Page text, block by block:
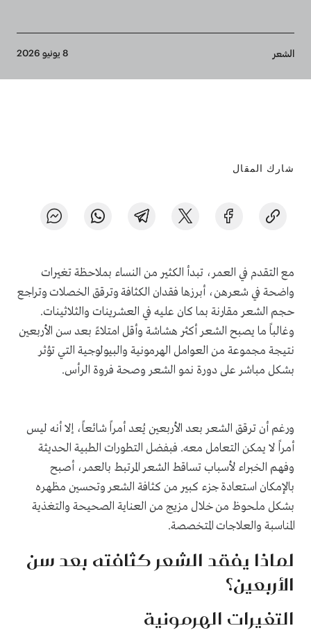
Breadcrumb
الشعر 8 يونيو 2026
شارك المقال
مع التقدم في العمر، تبدأ الكثير من النساء بملاحظة تغيرات
واضحة في شعرهن، أبرزها فقدان الكثافة وترقق الخصلات وتراجع
حجم الشعر مقارنة بما كان عليه في العشرينات والثلاثينات.
وغالباً ما يصبح الشعر أكثر هشاشة وأقل امتلاءً بعد سن الأربعين
نتيجة مجموعة من العوامل الهرمونية والبيولوجية التي تؤثر
بشكل مباشر على دورة نمو الشعر وصحة فروة الرأس.
ورغم أن ترقق الشعر بعد الأربعين يُعد أمراً شائعاً، إلا أنه ليس
أمراً لا يمكن التعامل معه. فبفضل التطورات الطبية الحديثة
وفهم الخبراء لأسباب تساقط الشعر المرتبط بالعمر، أصبح
بالإمكان استعادة جزء كبير من كثافة الشعر وتحسين مظهره
بشكل ملحوظ من خلال مزيج من العناية الصحيحة والتغذية
المناسبة والعلاجات المتخصصة.
لماذا يفقد الشعر كثافته بعد سن
الأربعين؟
التغيرات الهرمونية